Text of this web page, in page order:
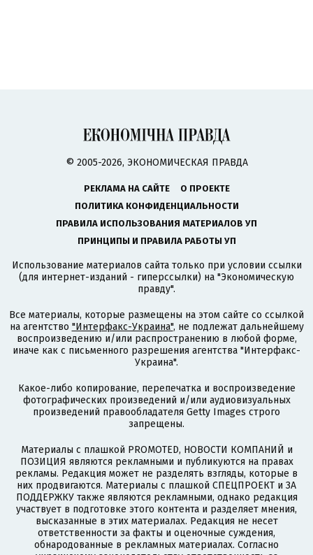
© 2005-2026, ЭКОНОМИЧЕСКАЯ ПРАВДА
РЕКЛАМА НА САЙТЕ
О ПРОЕКТЕ
ПОЛИТИКА КОНФИДЕНЦИАЛЬНОСТИ
ПРАВИЛА ИСПОЛЬЗОВАНИЯ МАТЕРИАЛОВ УП
ПРИНЦИПЫ И ПРАВИЛА РАБОТЫ УП
Использование материалов сайта только при условии ссылки
(для интернет-изданий - гиперссылки) на "Экономическую
правду".
Все материалы, которые размещены на этом сайте со ссылкой
на агентство "Интерфакс-Украина", не подлежат дальнейшему
воспроизведению и/или распространению в любой форме,
иначе как с письменного разрешения агентства "Интерфакс-
Украина".
Какое-либо копирование, перепечатка и воспроизведение
фотографических произведений и/или аудиовизуальных
произведений правообладателя Getty Images строго
запрещены.
Материалы с плашкой PROMOTED, НОВОСТИ КОМПАНИЙ и
ПОЗИЦИЯ являются рекламными и публикуются на правах
рекламы. Редакция может не разделять взгляды, которые в
них продвигаются. Материалы с плашкой СПЕЦПРОЕКТ и ЗА
ПОДДЕРЖКУ также являются рекламными, однако редакция
участвует в подготовке этого контента и разделяет мнения,
высказанные в этих материалах. Редакция не несет
ответственности за факты и оценочные суждения,
обнародованные в рекламных материалах. Согласно